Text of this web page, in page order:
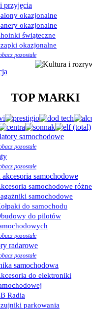
przyjęcia
okazjonalne
okazjonalne
świąteczne
okazjonalne
pozostałe
TOP MARKI
samochodowe
pozostałe
pozostałe
akcesoria samochodowe
samochodowe różne
samochodowe
do samochodu
do pilotów
pozostałe
radarowe
pozostałe
samochodowa
do elektroniki
Radia
parkowania